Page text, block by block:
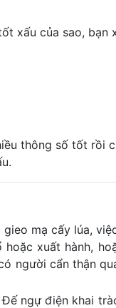
xấu của sao, bạn
thông số tốt rồi
mạ cấy lúa,
xuất hành,
người cẩn thận
ngự điện khai